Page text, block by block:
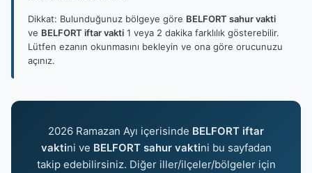
Dikkat: Bulunduğunuz bölgeye göre BELFORT sahur vakti
ve BELFORT iftar vakti 1 veya 2 dakika farklılık gösterebilir.
Lütfen ezanın okunmasını bekleyin ve ona göre orucunuzu
açınız.
2026 Ramazan Ayı içerisinde BELFORT iftar
vaktini ve BELFORT sahur vaktini bu sayfadan
takip edebilirsiniz. Diğer iller/ilçeler/bölgeler için